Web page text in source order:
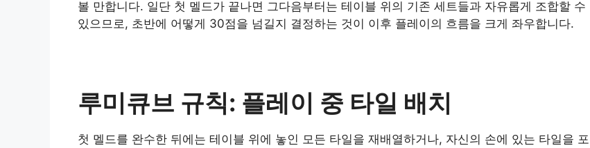
볼 만합니다. 일단 첫 멜드가 끝나면 그다음부터는 테이블 위의 기존 세트들과 자유롭게 조합할 수
있으므로, 초반에 어떻게 30점을 넘길지 결정하는 것이 이후 플레이의 흐름을 크게 좌우합니다.
루미큐브 규칙: 플레이 중 타일 배치
첫 멜드를 완수한 뒤에는 테이블 위에 놓인 모든 타일을 재배열하거나, 자신의 손에 있는 타일을 포